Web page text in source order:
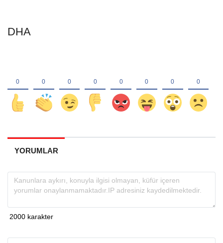
DHA
YORUMLAR